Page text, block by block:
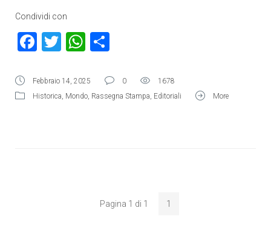
Condividi con
Facebook
TwitterWhatsApp
Febbraio 14, 2025 0
1678
Historica, Mondo, Rassegna Stampa, Editoriali More
Pagina 1 di 1 1